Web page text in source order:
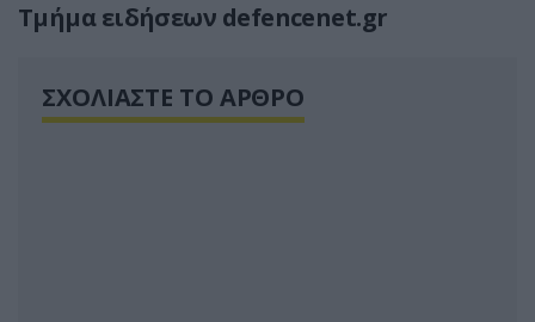
Τμήμα ειδήσεων defencenet.gr
ΣΧΟΛΙΑΣΤΕ ΤΟ ΑΡΘΡΟ